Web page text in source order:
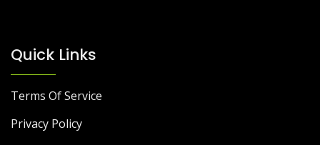
Quick Links
Terms Of Service
Privacy Policy